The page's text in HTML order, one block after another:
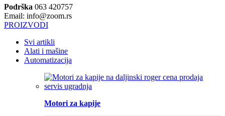
Podrška 063 420757
Email: info@zoom.rs
PROIZVODI
Svi artikli
Alati i mašine
Automatizacija
Motori za kapije